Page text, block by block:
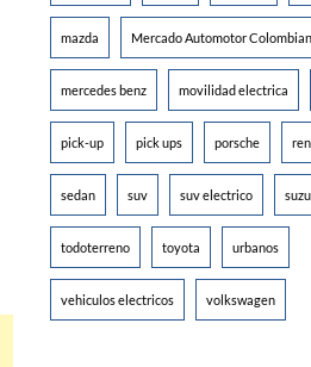
mazda Mercado Automotor
mercedes benz movilidad electrica
pick-up pick ups porsche
sedan suv suv electrico
todoterreno toyota urbanos
vehiculos electricos volkswagen